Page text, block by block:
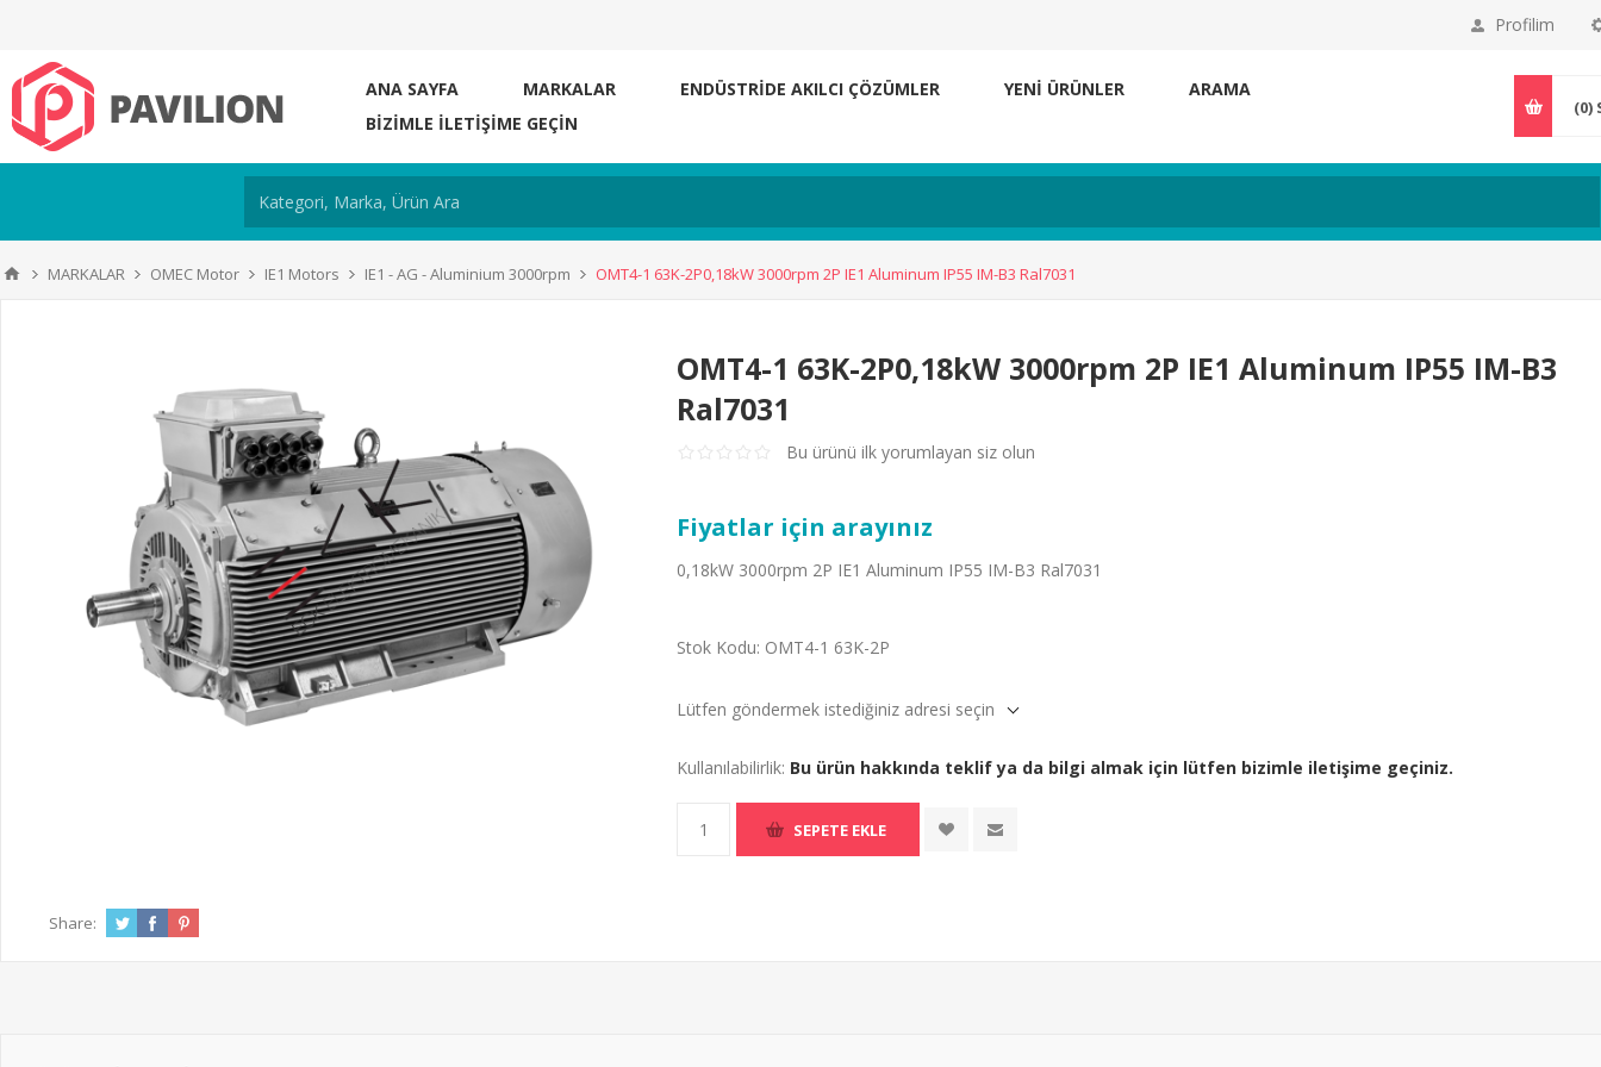
Profilim
ANA SAYFA MARKALAR ENDÜSTRİDE AKILCI ÇÖZÜMLER YENI ÜRÜNLER
ARAMA
BIZIMLE ILETIŞIME GEÇIN
(0)
MARKALAR OMEC Motor IE1 Motors IE1 - AG - Aluminium 3000rpm OMT4-1 63K-2P0,18kW 3000rpm 2P IE1 Aluminum IP55 IM-B3 Ral7031
OMT4-1 63K-2P0,18kW 3000rpm 2P IE1 Aluminum IP55 IM-B3
Ral7031
Bu ürünü ilk yorumlayan siz olun
Fiyatlar için arayınız
0,18kW 3000rpm 2P IE1 Aluminum IP55 IM-B3 Ral7031
Stok Kodu: OMT4-1 63K-2P
Lütfen göndermek istediğiniz adresi seçin
Kullanılabilirlik: Bu ürün hakkında teklif ya da bilgi almak için lütfen bizimle iletişime geçiniz.
Share: